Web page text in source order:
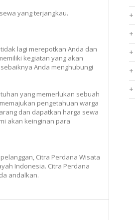
yang terjangkau.
lagi merepotkan Anda dan
kegiatan yang akan
Anda menghubungi
yang memerlukan sebuah
pengetahuan warga
dan dapatkan harga sewa
akan keinginan para
Citra Perdana Wisata
Indonesia. Citra Perdana
andalkan.